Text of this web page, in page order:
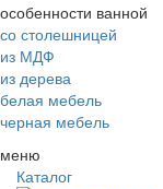
особенности ванной
со столешницей
из МДФ
из дерева
белая мебель
черная мебель
меню
Каталог